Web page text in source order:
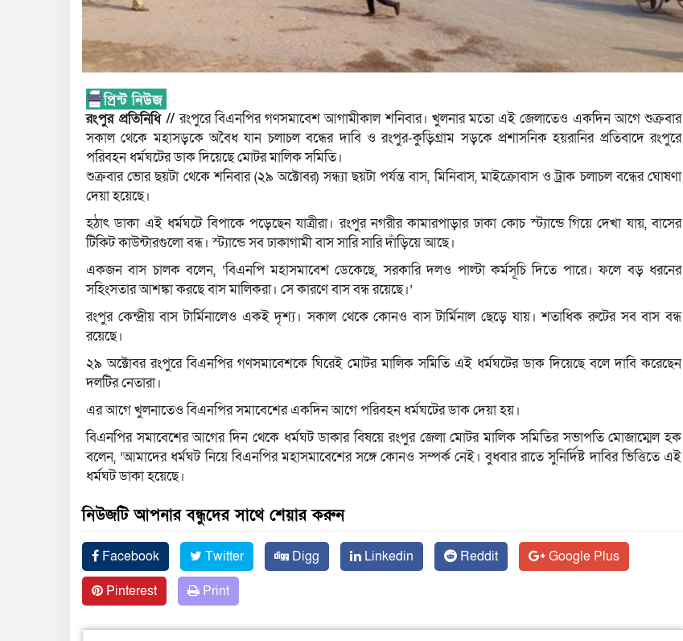
রংপুর প্রতিনিধি // রংপুরে বিএনপির গণসমাবেশ আগামীকাল শনিবার। খুলনার মতো এই জেলাতেও একদিন আগে শুক্রবার
সকাল থেকে মহাসড়কে অবৈধ যান চলাচল বন্ধের দাবি ও রংপুর-কুড়িগ্রাম সড়কে প্রশাসনিক হয়রানির প্রতিবাদে রংপুরে
পরিবহন ধর্মঘটের ডাক দিয়েছে মোটর মালিক সমিতি।
শুক্রবার ভোর ছয়টা থেকে শনিবার (২৯ অক্টোবর) সন্ধ্যা ছয়টা পর্যন্ত বাস, মিনিবাস, মাইক্রোবাস ও ট্রাক চলাচল বন্ধের ঘোষণা
দেয়া হয়েছে।
হঠাৎ ডাকা এই ধর্মঘটে বিপাকে পড়েছেন যাত্রীরা। রংপুর নগরীর কামারপাড়ার ঢাকা কোচ স্ট্যান্ডে গিয়ে দেখা যায়, বাসের
টিকিট কাউন্টারগুলো বন্ধ। স্ট্যান্ডে সব ঢাকাগামী বাস সারি সারি দাঁড়িয়ে আছে।
একজন বাস চালক বলেন, ‘বিএনপি মহাসমাবেশ ডেকেছে, সরকারি দলও পাল্টা কর্মসূচি দিতে পারে। ফলে বড় ধরনের
সহিংসতার আশঙ্কা করছে বাস মালিকরা। সে কারণে বাস বন্ধ রয়েছে।’
রংপুর কেন্দ্রীয় বাস টার্মিনালেও একই দৃশ্য। সকাল থেকে কোনও বাস টার্মিনাল ছেড়ে যায়। শতাধিক রুটের সব বাস বন্ধ
রয়েছে।
২৯ অক্টোবর রংপুরে বিএনপির গণসমাবেশকে ঘিরেই মোটর মালিক সমিতি এই ধর্মঘটের ডাক দিয়েছে বলে দাবি করেছেন
দলটির নেতারা।
এর আগে খুলনাতেও বিএনপির সমাবেশের একদিন আগে পরিবহন ধর্মঘটের ডাক দেয়া হয়।
বিএনপির সমাবেশের আগের দিন থেকে ধর্মঘট ডাকার বিষয়ে রংপুর জেলা মোটর মালিক সমিতির সভাপতি মোজাম্মেল হক
বলেন, ‘আমাদের ধর্মঘট নিয়ে বিএনপির মহাসমাবেশের সঙ্গে কোনও সম্পর্ক নেই। বুধবার রাতে সুনির্দিষ্ট দাবির ভিত্তিতে এই
ধর্মঘট ডাকা হয়েছে।
নিউজটি আপনার বন্ধুদের সাথে শেয়ার করুন
Facebook Twitter Digg Linkedin Reddit
Google Plus
Pinterest
Print